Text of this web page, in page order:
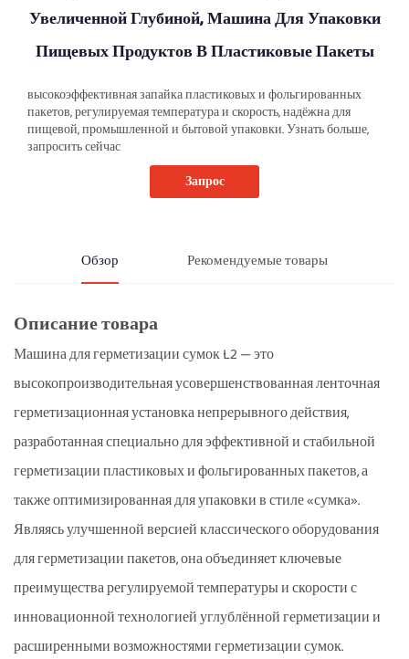
Увеличенной Глубиной, Машина Для Упаковки
Пищевых Продуктов В Пластиковые Пакеты
высокоэффективная запайка пластиковых и фольгированных
пакетов, регулируемая температура и скорость, надёжна для
пищевой, промышленной и бытовой упаковки. Узнать больше,
запросить сейчас
Запрос
Обзор Рекомендуемые товары
Описание товара
Машина для герметизации сумок L2 — это
высокопроизводительная усовершенствованная ленточная
герметизационная установка непрерывного действия,
разработанная специально для эффективной и стабильной
герметизации пластиковых и фольгированных пакетов, а
также оптимизированная для упаковки в стиле «сумка».
Являясь улучшенной версией классического оборудования
для герметизации пакетов, она объединяет ключевые
преимущества регулируемой температуры и скорости с
инновационной технологией углублённой герметизации и
расширенными возможностями герметизации сумок.